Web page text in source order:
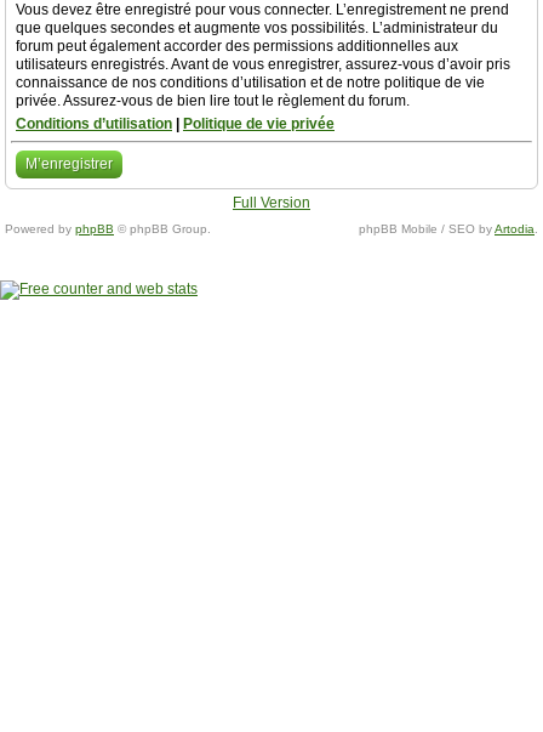
Vous devez être enregistré pour vous connecter. L’enregistrement ne prend
que quelques secondes et augmente vos possibilités. L’administrateur du
forum peut également accorder des permissions additionnelles aux
utilisateurs enregistrés. Avant de vous enregistrer, assurez-vous d’avoir pris
connaissance de nos conditions d’utilisation et de notre politique de vie
privée. Assurez-vous de bien lire tout le règlement du forum.
Conditions d’utilisation
Politique de vie privée
M’enregistrer
Full Version
Powered by phpBB © phpBB Group. phpBB Mobile / SEO byArtodia